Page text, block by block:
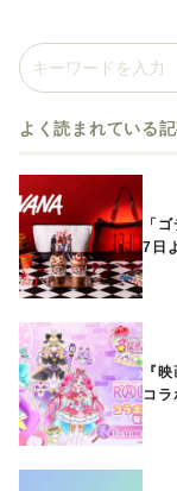
よく読まれている
「
7日
『
コ